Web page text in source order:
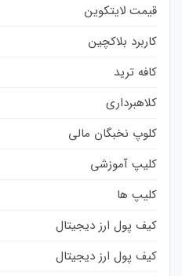
قیمت لایتکوین
کاربرد بلاکچین
کافه ترید
کلاهبرداری
کلوپ نخبگان مالی
کلیپ آموزشی
کلیپ ها
کیف پول ارز دیجیتال
کیف پول ارز دیجیتال